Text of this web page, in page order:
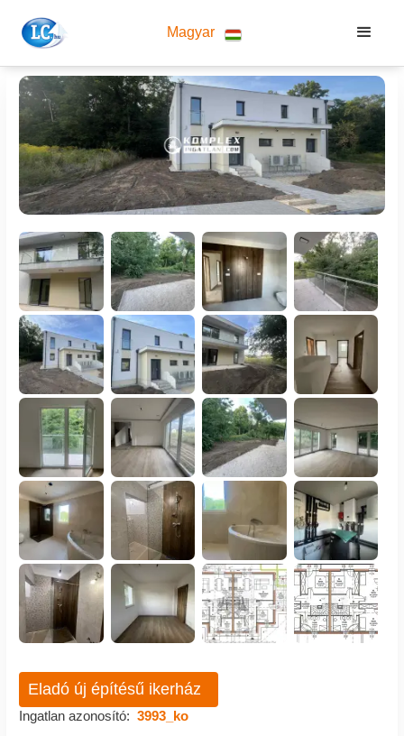
Magyar
Eladó új építésű ikerház
Ingatlan azonosító: 3993_ko